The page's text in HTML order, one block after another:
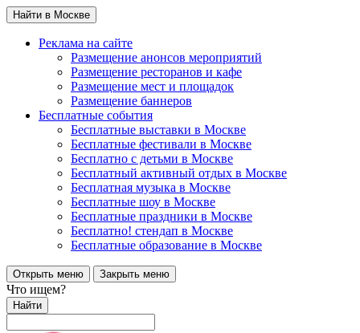
Найти в Москве
Реклама на сайте
Размещение анонсов мероприятий
Размещение ресторанов и кафе
Размещение мест и площадок
Размещение баннеров
Бесплатные события
Бесплатные выставки в Москве
Бесплатные фестивали в Москве
Бесплатно с детьми в Москве
Бесплатный активный отдых в Москве
Бесплатная музыка в Москве
Бесплатные шоу в Москве
Бесплатные праздники в Москве
Бесплатно! стендап в Москве
Бесплатные образование в Москве
Открыть меню Закрыть меню
Что ищем?
Найти